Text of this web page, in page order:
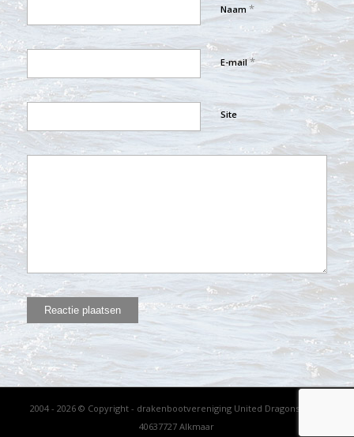
Naam *
E-mail*
Site
2004 - 2026 © Copyright - drakenbootvereniging United Dragons - KVK
40637727 Alkmaar